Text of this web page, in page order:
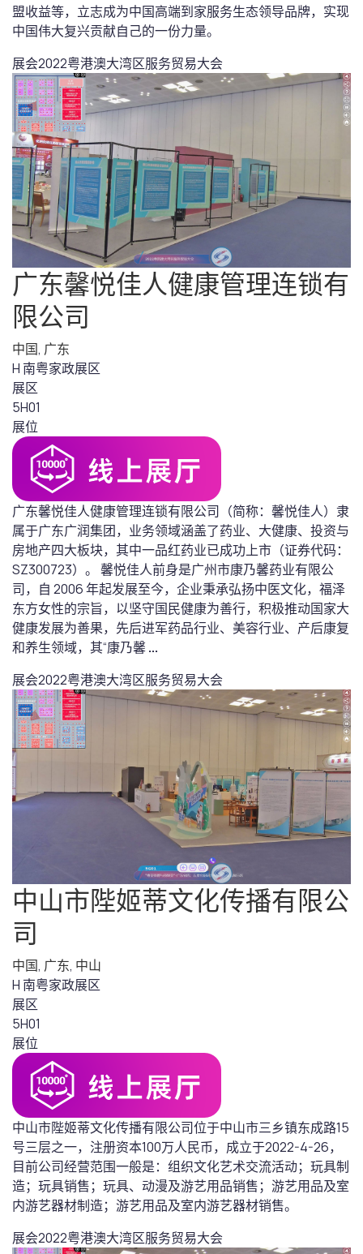
盟收益等，立志成为中国高端到家服务生态领导品牌，实现
中国伟大复兴贡献自己的一份力量。
展会2022粤港澳大湾区服务贸易大会
广东馨悦佳人健康管理连锁有
限公司
中国, 广东
H 南粤家政展区
展区
5H01
展位
广东馨悦佳人健康管理连锁有限公司（简称：馨悦佳人）隶
属于广东广润集团，业务领域涵盖了药业、大健康、投资与
房地产四大板块，其中一品红药业已成功上市（证券代码：
SZ300723）。 馨悦佳人前身是广州市康乃馨药业有限公
司，自 2006 年起发展至今，企业秉承弘扬中医文化，福泽
东方女性的宗旨，以坚守国民健康为善行，积极推动国家大
健康发展为善果，先后进军药品行业、美容行业、产后康复
和养生领域，其“康乃馨...
展会2022粤港澳大湾区服务贸易大会
中山市陛姬蒂文化传播有限公
司
中国, 广东, 中山
H 南粤家政展区
展区
5H01
展位
中山市陛姬蒂文化传播有限公司位于中山市三乡镇东成路15
号三层之一，注册资本100万人民币，成立于2022-4-26，
目前公司经营范围一般是：组织文化艺术交流活动；玩具制
造；玩具销售；玩具、动漫及游艺用品销售；游艺用品及室
内游艺器材制造；游艺用品及室内游艺器材销售。
展会2022粤港澳大湾区服务贸易大会